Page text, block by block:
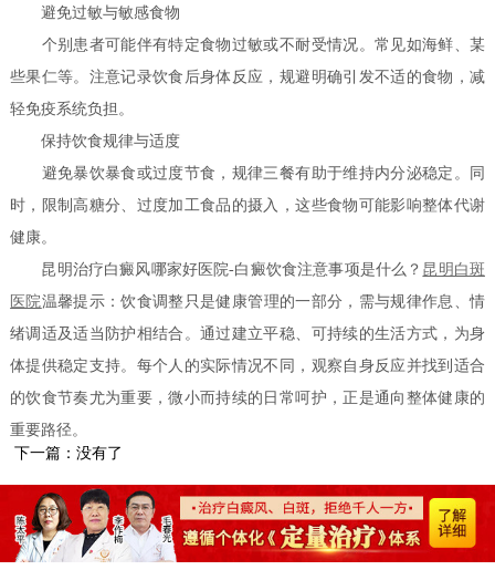
避免过敏与敏感食物
个别患者可能伴有特定食物过敏或不耐受情况。常见如海鲜、某
些果仁等。注意记录饮食后身体反应，规避明确引发不适的食物，减
轻免疫系统负担。
保持饮食规律与适度
避免暴饮暴食或过度节食，规律三餐有助于维持内分泌稳定。同
时，限制高糖分、过度加工食品的摄入，这些食物可能影响整体代谢
健康。
昆明治疗白癜风哪家好医院-白癜饮食注意事项是什么？ 昆明白斑
医院温馨提示：饮食调整只是健康管理的一部分，需与规律作息、情
绪调适及适当防护相结合。通过建立平稳、可持续的生活方式，为身
体提供稳定支持。每个人的实际情况不同，观察自身反应并找到适合
的饮食节奏尤为重要，微小而持续的日常呵护，正是通向整体健康的
重要路径。
下一篇：没有了